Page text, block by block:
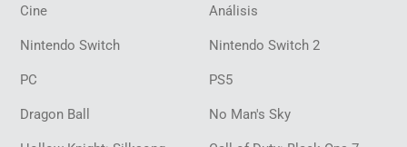
Cine Análisis
Nintendo Switch Nintendo Switch 2
PC PS5
Dragon Ball No Man's Sky